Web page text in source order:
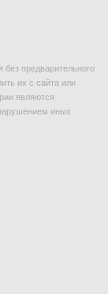
предварительного
их с сайта или
являются
иных